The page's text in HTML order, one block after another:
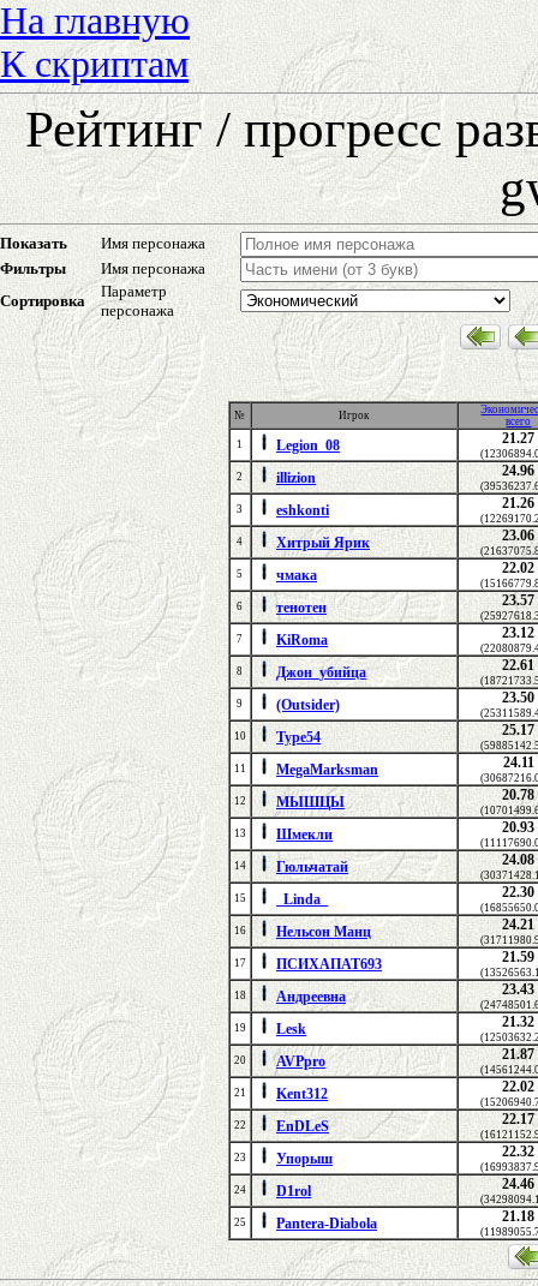
На главную
К скриптам
Рейтинг / прогресс
Показать
Имя персонажа
Фильтры
Имя персонажа
Сортировка
Параметр
персонажа
№ Игрок
всего
1
Legion_08 21.27
2
illizion 24.96
3
eshkonti 21.26
4
Хитрый Ярик 23.06
5
чмака 22.02
6
тенотен 23.57
7
KiRoma 23.12
8
Джон_убийца 22.61
9
(Outsider) 23.50
10
Type54 25.17
11
MegaMarksman 24.11
12
МЫШЦЫ 20.78
13
Шмекли 20.93
14
Гюльчатай 24.08
15
_Linda_ 22.30
16
Нельсон Манц 24.21
17
ПСИХАПАТ693 21.59
18
Андреевна 23.43
19
Lesk 21.32
20
AVPpro 21.87
21
Kent312 22.02
22
EnDLeS 22.17
23
Упорыш 22.32
24
D1rol 24.46
25
Pantera-Diabola 21.18